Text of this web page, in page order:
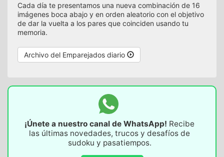
Cada día te presentamos una nueva combinación de 16
imágenes boca abajo y en orden aleatorio con el objetivo
de dar la vuelta a los pares que coinciden usando tu
memoria.
Archivo del Emparejados diario
¡Únete a nuestro canal de WhatsApp! Recibe
las últimas novedades, trucos y desafíos de
sudoku y pasatiempos.